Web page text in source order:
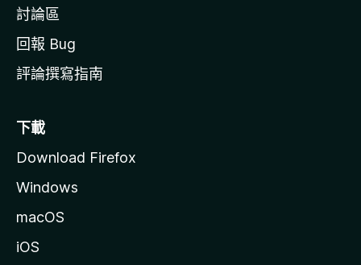
討論區
回報 Bug
評論撰寫指南
下載
Download Firefox
Windows
macOS
iOS